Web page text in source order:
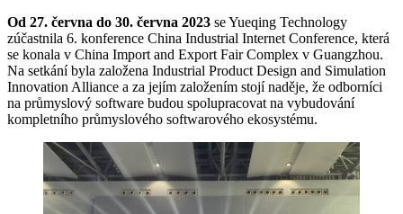
Od 27. června do 30. června 2023 se Yueqing Technology
zúčastnila 6. konference China Industrial Internet Conference, která
se konala v China Import and Export Fair Complex v Guangzhou.
Na setkání byla založena Industrial Product Design and Simulation
Innovation Alliance a za jejím založením stojí naděje, že odborníci
na průmyslový software budou spolupracovat na vybudování
kompletního průmyslového softwarového ekosystému.